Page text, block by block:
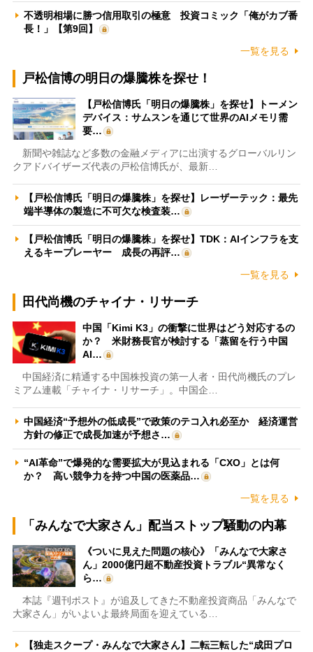
不透明相場に勝つ信用取引の極意 投資コミック「俺がカブ番
長！」【第9回】
一覧を見る
戸松信博の明日の爆騰株を探せ！
【戸松信博氏「明日の爆騰株」を探せ】トーメン
デバイス：サムスンを通じて世界のAIメモリ需
要…
新聞や雑誌など多数の金融メディアに出演するグローバルリン
クアドバイザーズ代表の戸松信博氏が、最新…
【戸松信博氏「明日の爆騰株」を探せ】レーザーテック：最先
端半導体の製造に不可欠な検査装…
【戸松信博氏「明日の爆騰株」を探せ】TDK：AIインフラを支
えるキープレーヤー 成長の再評…
一覧を見る
田代尚機のチャイナ・リサーチ
中国「Kimi K3」の衝撃に世界はどう対応するの
か？ 米財務長官が検討する「蒸留を行う中国
AI…
中国経済に精通する中国株投資の第一人者・田代尚機氏のプレ
ミアム連載「チャイナ・リサーチ」。中国企…
中国経済“予想外の低成長”で政策のテコ入れ必至か 経済運営
方針の修正で成長加速が予想さ…
“AI革命”で爆発的な需要拡大が見込まれる「CXO」とは何
か？ 高い競争力を持つ中国の医薬品…
一覧を見る
「みんなで大家さん」配当ストップ騒動の内幕
《ついに見えた問題の核心》「みんなで大家さ
ん」2000億円超不動産投資トラブル“異常なく
ら…
本誌『週刊ポスト』が追及してきた不動産投資商品「みんなで
大家さん」がいよいよ最終局面を迎えている…
【独走スクープ・みんなで大家さん】二転三転した“成田プロ